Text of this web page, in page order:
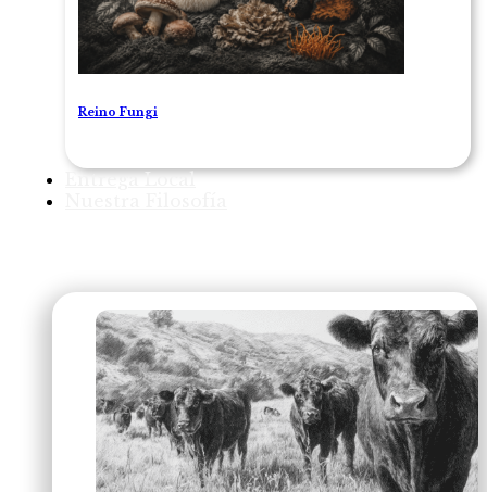
Reino Fungi
Entrega Local